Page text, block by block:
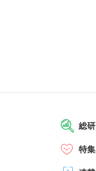
総研
特集